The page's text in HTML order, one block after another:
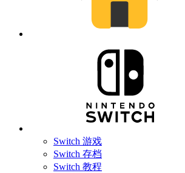
Switch 游戏
Switch 存档
Switch 教程